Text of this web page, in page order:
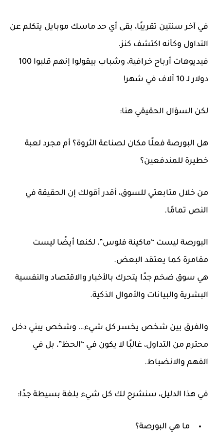
في آخر سنتين تقريبًا، بقى أي حد ماسك موبايل يتكلم عن
التداول وكأنه اكتشف كنز.
فيديوهات أرباح خرافية، وشباب بيقولوا إنهم قلبوا 100
دولار لـ 10 آلاف في شهر!
لكن السؤال الحقيقي هنا:
هل البورصة فعلًا مكان لصناعة الثروة؟ أم مجرد لعبة
خطيرة للمندفعين؟
من خلال متابعتي للسوق، أقدر أقولك إن الحقيقة في
النص تمامًا.
البورصة ليست “ماكينة فلوس”، لكنها أيضًا ليست
مقامرة كما يعتقد البعض.
هي سوق ضخم جدًا يتحرك بالأخبار والاقتصاد والنفسية
البشرية والبيانات والأموال الذكية.
والفرق بين شخص يخسر كل شيء… وشخص يبني دخل
محترم من التداول، غالبًا لا يكون في “الحظ”، بل في
الفهم والانضباط.
في هذا الدليل، سنشرح لك كل شيء بلغة بسيطة جدًا:
ما هي البورصة؟